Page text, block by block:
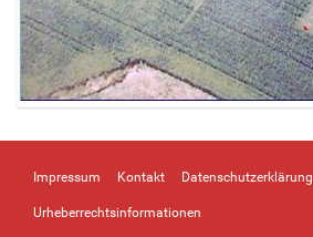
e
g
e
Impressum Kontakt Datenschutzerklärung
Urheberrechtsinformationen